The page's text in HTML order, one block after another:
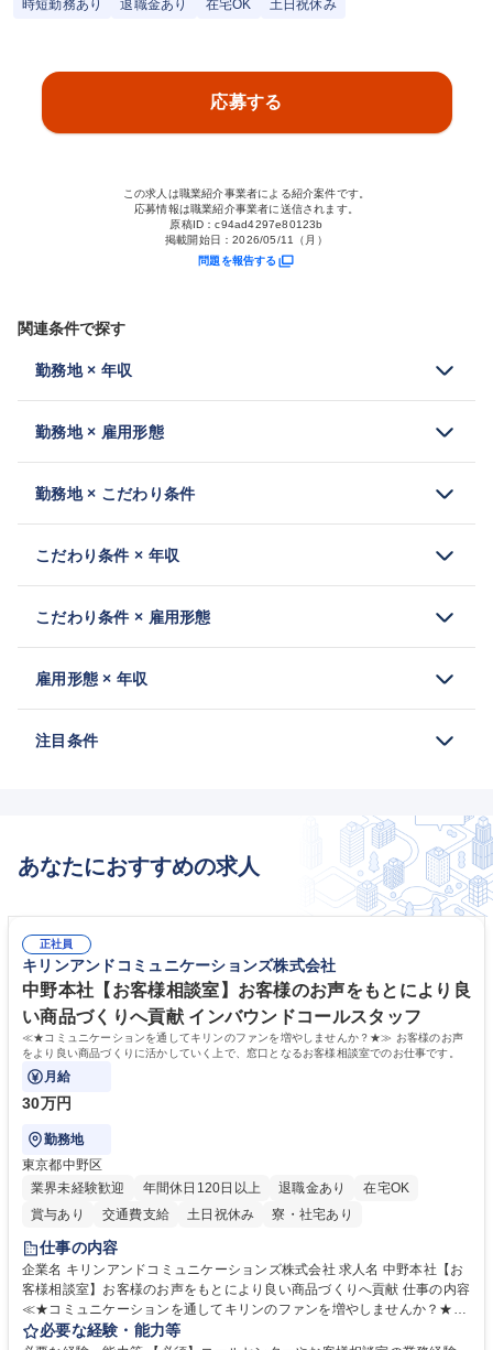
時短勤務あり
退職金あり 在宅OK 土日祝休み
応募する
この求人は職業紹介事業者による紹介案件です。
応募情報は職業紹介事業者に送信されます。
原稿ID：c94ad4297e80123b
掲載開始日：2026/05/11（月）
問題を報告する
関連条件で探す
勤務地 × 年収
勤務地 × 雇用形態
勤務地 × こだわり条件
こだわり条件 × 年収
こだわり条件 × 雇用形態
雇用形態 × 年収
注目条件
あなたにおすすめの求人
正社員
キリンアンドコミュニケーションズ株式会社
中野本社【お客様相談室】お客様のお声をもとにより良
い商品づくりへ貢献 インバウンドコールスタッフ
≪★コミュニケーションを通してキリンのファンを増やしませんか？★≫ お客様のお声
をより良い商品づくりに活かしていく上で、窓口となるお客様相談室でのお仕事です。
月給
30万円
勤務地
東京都中野区
業界未経験歓迎
年間休日120日以上 退職金あり
在宅OK
賞与あり
交通費支給 土日祝休み 寮・社宅あり
仕事の内容
企業名 キリンアンドコミュニケーションズ株式会社 求人名 中野本社【お
客様相談室】お客様のお声をもとにより良い商品づくりへ貢献 仕事の内容
≪★コミュニケーションを通してキリンのファンを増やしませんか？★≫
お客様のお声をより良い商品づくりに活かしていく上で、窓口となるお客
必要な経験・能力等